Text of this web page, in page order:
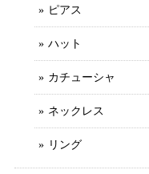
ピアス
ハット
カチューシャ
ネックレス
リング